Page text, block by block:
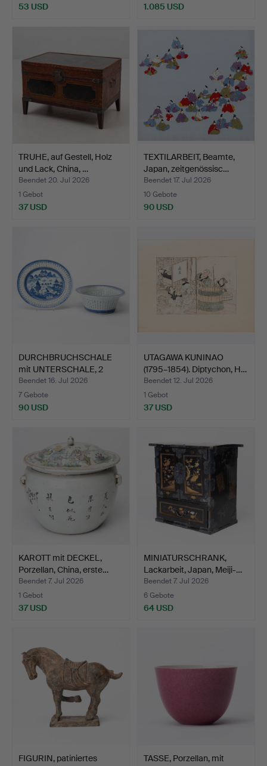
53 USD 1.085 USD
TRUHE, auf Gestell, Holz
und Lack, China, …
Beendet 20. Jul 2026
1 Gebot
37 USD
TEXTILARBEIT, Beamte,
Japan, zeitgenössisc…
Beendet 17. Jul 2026
10 Gebote
90 USD
DURCHBRUCHSCHALE
mit UNTERSCHALE, 2
Teile,…
Beendet 16. Jul 2026
7 Gebote
90 USD
UTAGAWA KUNINAO
(1795–1854). Diptychon, H…
Beendet 12. Jul 2026
1 Gebot
37 USD
KAROTT mit DECKEL,
Porzellan, China, erste…
Beendet 7. Jul 2026
1 Gebot
37 USD
MINIATURSCHRANK,
Lackarbeit, Japan, Meiji-…
Beendet 7. Jul 2026
6 Gebote
64 USD
FIGURIN, patiniertes
TASSE, Porzellan, mit